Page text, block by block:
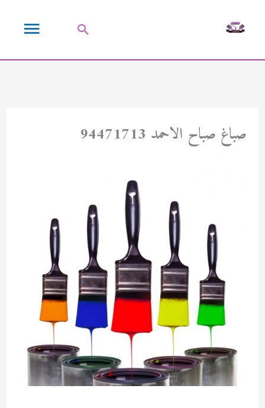
القائمة
البحث
صباغ صباح الاحمد 94471713